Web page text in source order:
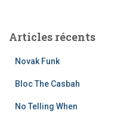
rArticles récents
Novak Funk
Bloc The Casbah
No Telling When